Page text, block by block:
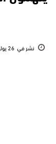
نشر في 26 يوليو 2015 الساعة 1 و 08 دقيقة